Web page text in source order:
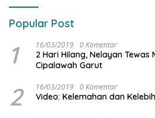
Popular Post
1 16/03/2019 0 Komentar
2 Hari Hilang, Nelayan
Cipalawah Garut
2 16/03/2019 0 Komentar
Video: Kelemahan dan